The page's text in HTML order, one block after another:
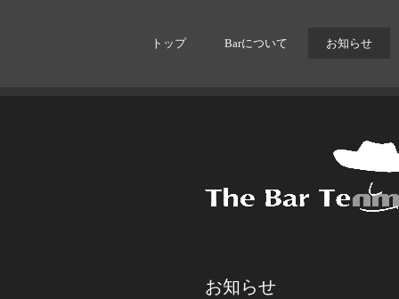
トップ Barについて お知らせ
お知らせ